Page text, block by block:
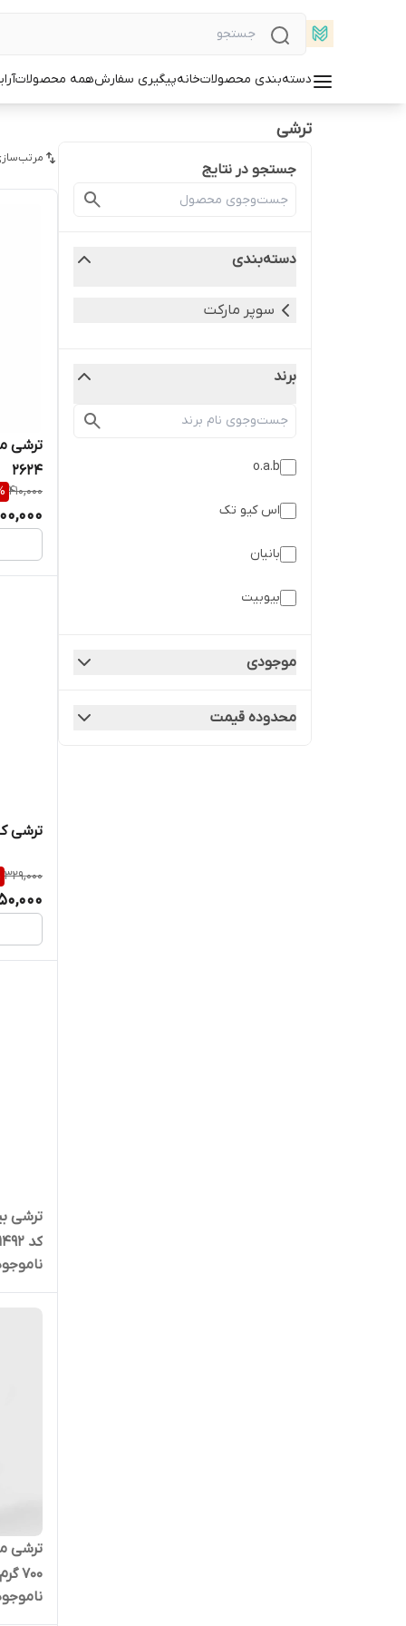
دسته‌بندی محصولاتخانهپیگیری سفارشهمه محصولات
ترشی
جستجو در نتایج
دسته‌بندی
سوپر مارکت
برند
o.a.b
اس کیو تک
بانیان
بیوبیت
موجودی
محدوده قیمت
2624
410,000
ترشی
329,000
کد 1492
700 گرم | کد 669